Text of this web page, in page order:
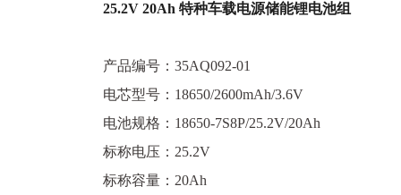
25.2V 20Ah 特种车载电源储能锂电池组
产品编号：35AQ092-01
电芯型号：18650/2600mAh/3.6V
电池规格：18650-7S8P/25.2V/20Ah
标称电压：25.2V
标称容量：20Ah